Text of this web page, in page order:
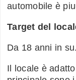
automobile è
Target del
Da 18 anni in su.
Il locale è